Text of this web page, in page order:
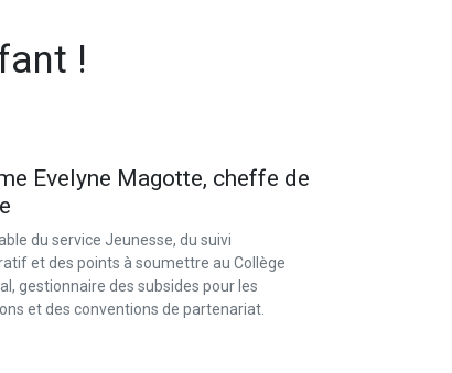
!
Evelyne Magotte, cheffe de
du service Jeunesse, du suivi
et des points à soumettre au Collège
gestionnaire des subsides pour les
et des conventions de partenariat.